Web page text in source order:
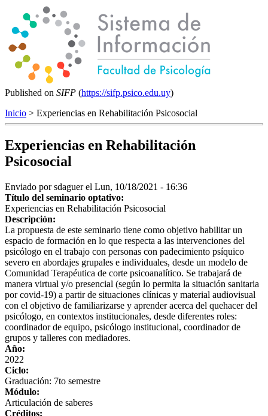
Published on SIFP (https://sifp.psico.edu.uy)
Inicio > Experiencias en Rehabilitación Psicosocial
Experiencias en Rehabilitación
Psicosocial
Enviado porsdaguerel Lun, 10/18/2021 - 16:36
Título del seminario optativo:
Experiencias en Rehabilitación Psicosocial
Descripción:
La propuesta de este seminario tiene como objetivo habilitar un
espacio de formación en lo que respecta a las intervenciones del
psicólogo en el trabajo con personas con padecimiento psíquico
severo en abordajes grupales e individuales, desde un modelo de
Comunidad Terapéutica de corte psicoanalítico. Se trabajará de
manera virtual y/o presencial (según lo permita la situación sanitaria
por covid-19) a partir de situaciones clínicas y material audiovisual
con el objetivo de familiarizarse y aprender acerca del quehacer del
psicólogo, en contextos institucionales, desde diferentes roles:
coordinador de equipo, psicólogo institucional, coordinador de
grupos y talleres con mediadores.
Año:
2022
Ciclo:
Graduación: 7to semestre
Módulo:
Articulación de saberes
Créditos: